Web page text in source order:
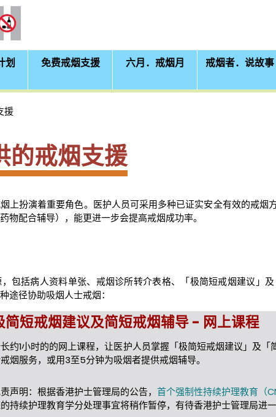
划 免费戒烟支援 六月．戒烟月 戒烟者．说故事
援
的戒烟支援
上扮演着重要角色。医护人员可采用多种已证实安全有效的戒烟
物配合辅导），能更进一步会提高戒烟成功率。
包括病人资料单张、戒烟诊所转介表格、「极简短戒烟建议」
途径协助吸烟人士戒烟：
简短戒烟建议及简短戒烟辅导 - 网上课程
约1小时的的网上课程，让医护人员掌握「极简短戒烟建议」及
烟服务，或用3至5分钟为吸烟者提供戒烟辅导。
声明：根据香港护士管理局的公告， 首个强制性持续护理教育（
持续护理教育学分处理事宜将稍作暂停，有待香港护士管理局进一